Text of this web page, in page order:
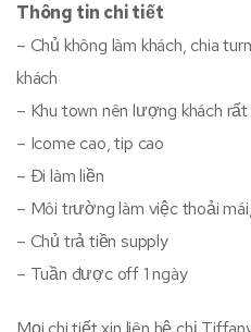
Thông tin chi tiết
– Chủ không làm khách, chia
khách
– Khu town nên lượng khách rất
– Icome cao, tip cao
– Đi làm liền
– Môi trường làm việc thoải
– Chủ trả tiền supply
– Tuần được off 1 ngày